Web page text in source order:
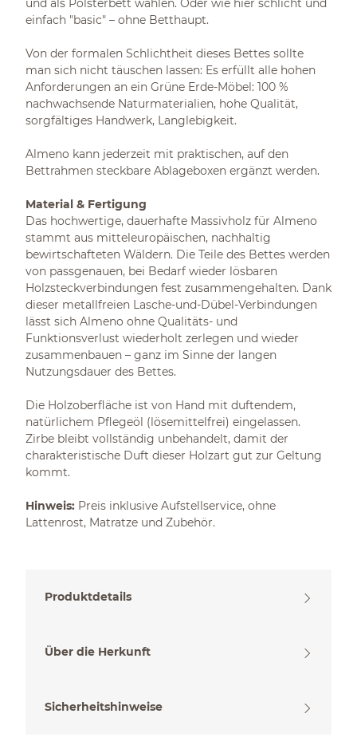
und als Polsterbett wählen. Oder wie hier schlicht und
einfach "basic" – ohne Betthaupt.
Von der formalen Schlichtheit dieses Bettes sollte
man sich nicht täuschen lassen: Es erfüllt alle hohen
Anforderungen an ein Grüne Erde-Möbel: 100 %
nachwachsende Naturmaterialien, hohe Qualität,
sorgfältiges Handwerk, Langlebigkeit.
Almeno kann jederzeit mit praktischen, auf den
Bettrahmen steckbare Ablageboxen ergänzt werden.
Material & Fertigung
Das hochwertige, dauerhafte Massivholz für Almeno
stammt aus mitteleuropäischen, nachhaltig
bewirtschafteten Wäldern. Die Teile des Bettes werden
von passgenauen, bei Bedarf wieder lösbaren
Holzsteckverbindungen fest zusammengehalten. Dank
dieser metallfreien Lasche-und-Dübel-Verbindungen
lässt sich Almeno ohne Qualitäts- und
Funktionsverlust wiederholt zerlegen und wieder
zusammenbauen – ganz im Sinne der langen
Nutzungsdauer des Bettes.
Die Holzoberfläche ist von Hand mit duftendem,
natürlichem Pflegeöl (lösemittelfrei) eingelassen.
Zirbe bleibt vollständig unbehandelt, damit der
charakteristische Duft dieser Holzart gut zur Geltung
kommt.
Hinweis: Preis inklusive Aufstellservice, ohne
Lattenrost, Matratze und Zubehör.
Produktdetails
Über die Herkunft
Sicherheitshinweise